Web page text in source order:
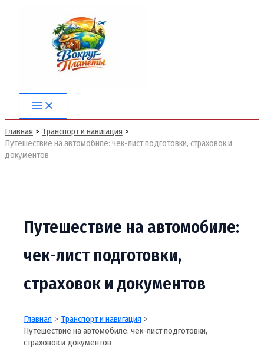
содержимому
Main
Menu
Главная
Транспорт и навигация
Путешествие на автомобиле: чек-лист подготовки, страховок и
документов
Путешествие на автомобиле:
чек-лист подготовки,
страховок и документов
Главная
Транспорт и навигация
Путешествие на автомобиле: чек-лист подготовки,
страховок и документов